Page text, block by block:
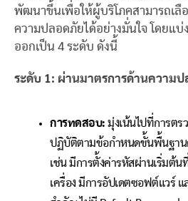
พัฒนาขึ้นเพื่อให้ผู้บริโภคสามารถเ
ความปลอดภัยได้อย่างมั่นใจ โดยแ
ออกเป็น 4 ระดับ ดังนี้
ระดับ 1: ผ่านมาตรการด้านความ
การทดสอบ: มุ่งเน้นไปที่การต
ปฏิบัติตามข้อกำหนดขั้นพื้นฐาน
เช่น มีการตั้งค่ารหัสผ่านเริ่มต้
เครื่อง มีการอัปเดตซอฟต์แวร์